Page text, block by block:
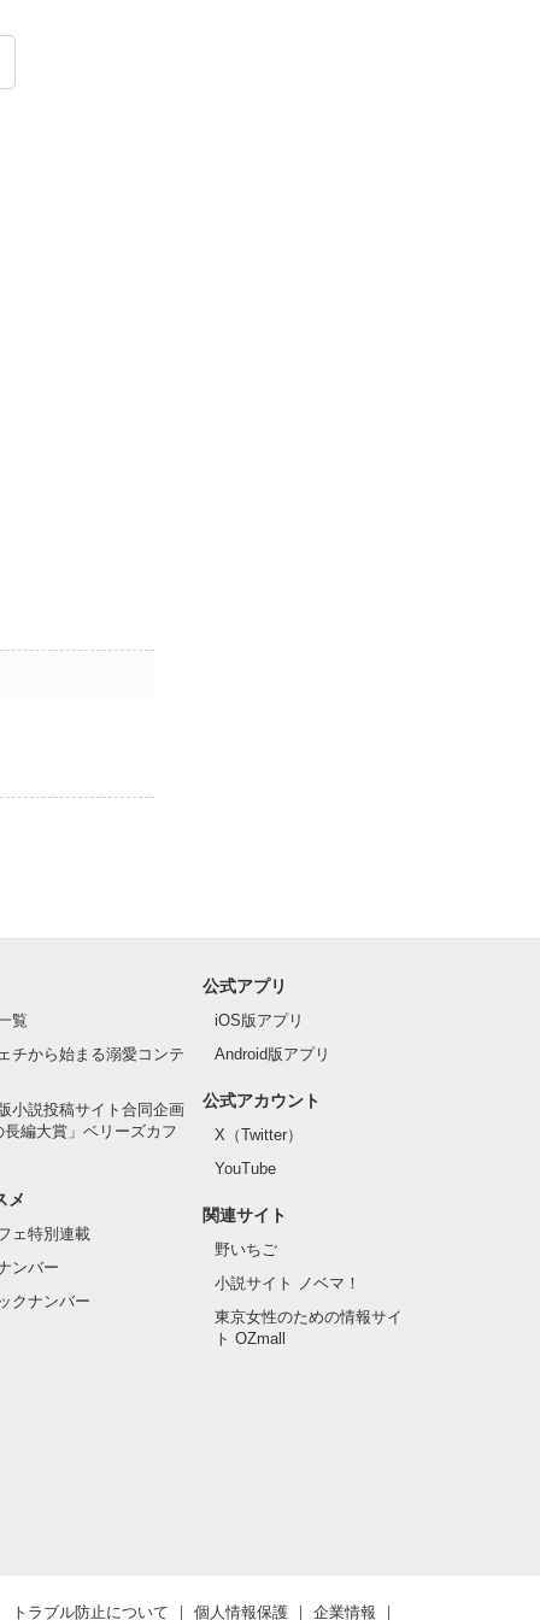
覧
チから始まる溺愛コンテ
小説投稿サイト合同企画
長編大賞」ベリーズカフ
メ
ェ特別連載
ンバー
クナンバー
公式アプリ
iOS版アプリ
Android版アプリ
公式アカウント
X（Twitter）
YouTube
関連サイト
野いちご
小説サイト ノベマ！
東京女性のための情報サイ
ト OZmall
トラブル防止について 個人情報保護 企業情報